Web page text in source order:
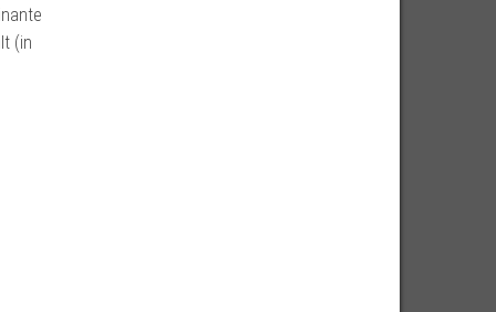
(in